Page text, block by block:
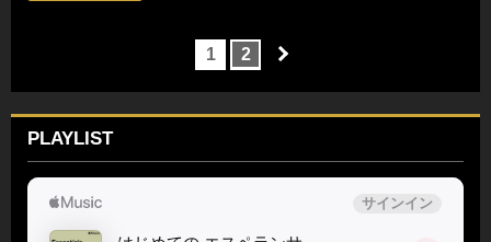
1 2
PLAYLIST